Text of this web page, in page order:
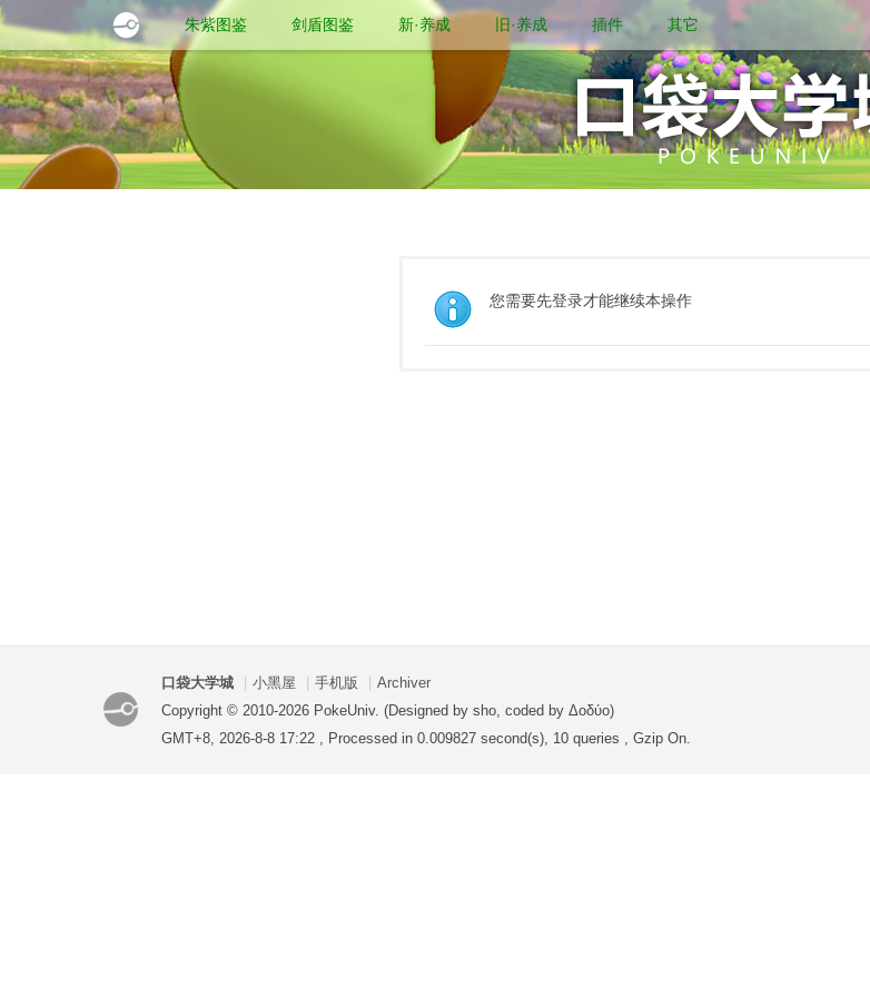
朱紫图鉴 剑盾图鉴 新·养成 旧·养成 插件 其它
您需要先登录才能继续本操作
口袋大学城 小黑屋 手机版
Archiver
Copyright © 2010-2026 PokeUniv. (Designed by sho, coded by Δοδύο)
GMT+8, 2026-8-8 17:22 , Processed in 0.009827 second(s), 10 queries , Gzip On.